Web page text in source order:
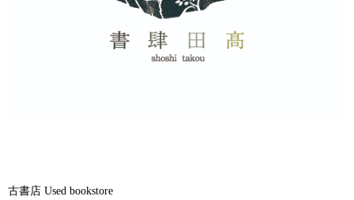
古書店 Used bookstore